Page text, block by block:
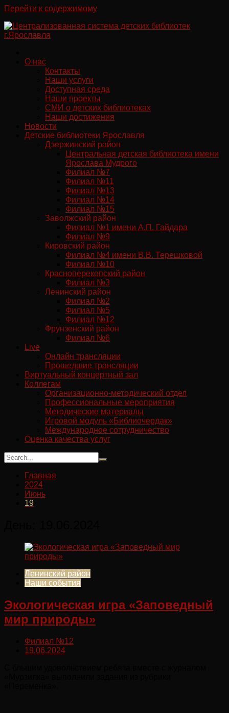
Перейти к содержимому
О нас
Контакты
Наши услуги
Доступная среда
Наши проекты
СМИ о детских библиотеках
Наши достижения
Новости
Детские библиотеки Ярославля
Дзержинский район
Центральная детская библиотека имени
Ярослава Мудрого
Филиал №7
Филиал №11
Филиал №13
Филиал №14
Филиал №15
Заволжский район
Филиал №1 имени А.П. Гайдара
Филиал №9
Кировский район
Филиал №4 имени В.В. Терешковой
Филиал №10
Красноперекопский район
Филиал №3
Ленинский район
Филиал №2
Филиал №5
Филиал №12
Фрунзенский район
Филиал №6
Live
Онлайн трансляции
Прошедшие трансляции
Виртуальный концертный зал
Коллегам
Организационно-методический отдел
Профессиональные мероприятия
Методические материалы
Игровой модуль «Библиочердак»
Международное сотрудничество
Оценка качества услуг
Главная
2024
Июнь
19
Ленинский район
Наши события
Экологическая игра «Заповедный
мир природы»
Филиал №12
19.06.2024